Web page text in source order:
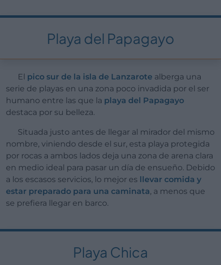
Playa del Papagayo
El pico sur de la isla de Lanzarote alberga una
serie de playas en una zona poco invadida por el ser
humano entre las que la playa del Papagayo
destaca por su belleza.
Situada justo antes de llegar al mirador del mismo
nombre, viniendo desde el sur, esta playa protegida
por rocas a ambos lados deja una zona de arena clara
en medio ideal para pasar un día de ensueño. Debido
a los escasos servicios, lo mejor es llevar comida y
estar preparado para una caminata, a menos que
se prefiera llegar en barco.
Playa Chica